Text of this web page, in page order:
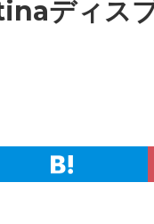
ディス